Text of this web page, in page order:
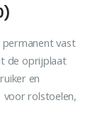
)
vast
de oprijplaat
en
rolstoelen,